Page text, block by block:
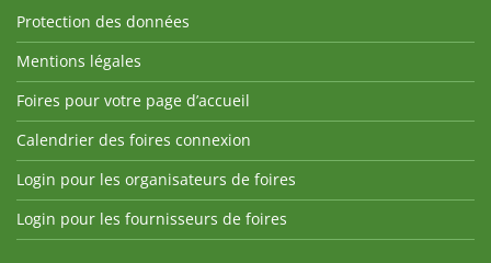
Protection des données
Mentions légales
Foires pour votre page d’accueil
Calendrier des foires connexion
Login pour les organisateurs de foires
Login pour les fournisseurs de foires